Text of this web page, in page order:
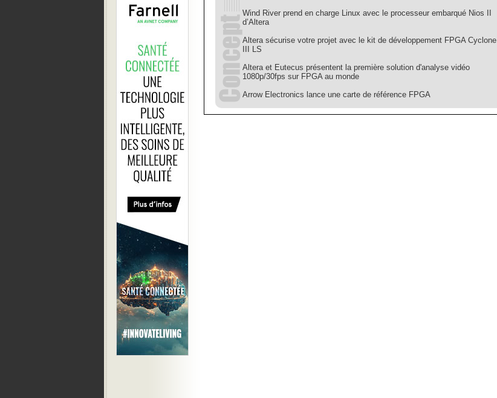
Wind River prend en charge Linux avec le processeur embarqué Nios II
d’Altera
Altera sécurise votre projet avec le kit de développement FPGA Cyclone
III LS
Altera et Eutecus présentent la première solution d'analyse vidéo
1080p/30fps sur FPGA au monde
Arrow Electronics lance une carte de référence FPGA